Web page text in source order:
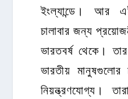
ইংল্যান্ডে। আর
চালাবার জন্য
ভারতবর্ষ থেকে।
ভারতীয় মানুষগুলোর
নিয়ন্ত্রণযোগ্য।